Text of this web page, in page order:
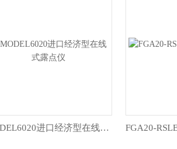
MODEL6020进口经济型在线式露点仪